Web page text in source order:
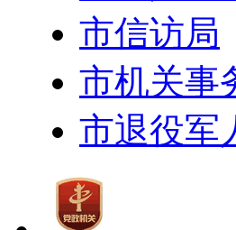
市信访局
市机关事
市退役军